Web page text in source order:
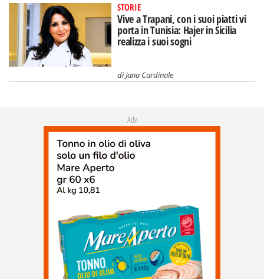
STORIE
Vive a Trapani, con i suoi piatti vi
porta in Tunisia: Hajer in Sicilia
realizza i suoi sogni
diJana Cardinale
Adv